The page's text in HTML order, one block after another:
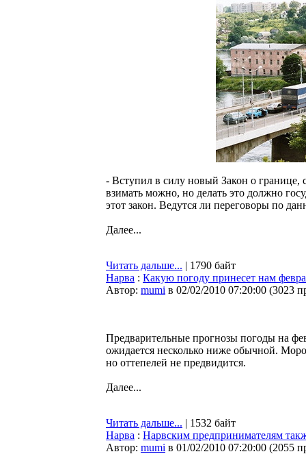
- Вступил в силу новый Закон о границе,
взимать можно, но делать это должно
этот закон. Ведутся ли переговоры по
Далее...
Читать дальше... | 1790 байт
Нарва : Какую погоду принесет нам
Автор: mumi в 02/02/2010 07:20:00 (3023
Предварительные прогнозы погоды на
ожидается несколько ниже обычной.
но оттепелей не предвидится.
Далее...
Читать дальше... | 1532 байт
Нарва : Нарвским предпринимателям
Автор: mumi в 01/02/2010 07:20:00 (2055